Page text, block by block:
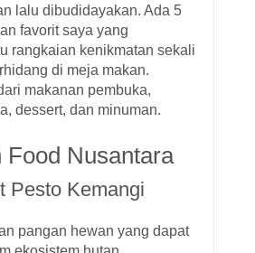
lalu dibudidayakan. Ada 5
favorit saya yang
rangkaian kenikmatan sekali
di meja makan.
makanan pembuka,
dessert, dan minuman.
Food Nusantara
Pesto Kemangi
pangan hewan yang dapat